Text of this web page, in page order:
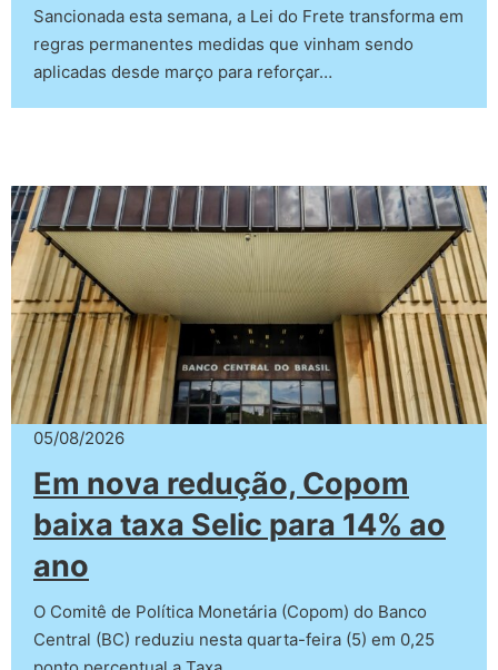
Sancionada esta semana, a Lei do Frete transforma em
regras permanentes medidas que vinham sendo
aplicadas desde março para reforçar…
05/08/2026
Em nova redução, Copom
baixa taxa Selic para 14% ao
ano
O Comitê de Política Monetária (Copom) do Banco
Central (BC) reduziu nesta quarta-feira (5) em 0,25